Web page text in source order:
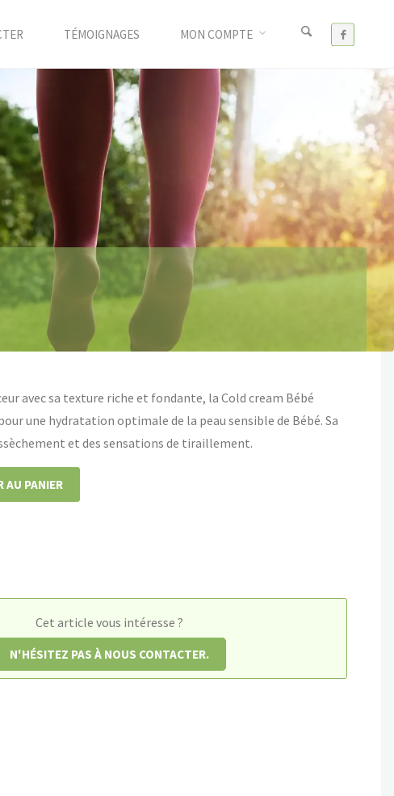
TÉMOIGNAGES MON COMPTE
avec sa texture riche et fondante, la Cold cream Bébé
une hydratation optimale de la peau sensible de Bébé. Sa
et des sensations de tiraillement.
AU PANIER
Cet article vous intéresse ?
N'HÉSITEZ PAS À NOUS CONTACTER.